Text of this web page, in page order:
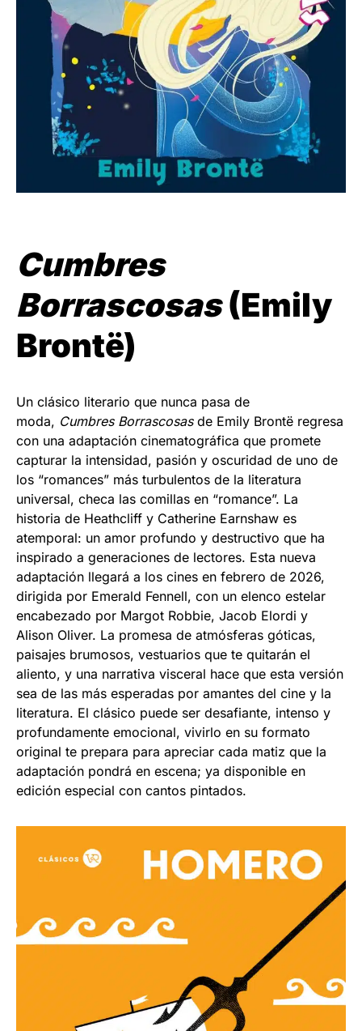
Cumbres
Borrascosas(Emily
Brontë)
Un clásico literario que nunca pasa de
moda, Cumbres Borrascosasde Emily Brontë regresa
con una adaptación cinematográfica que promete
capturar la intensidad, pasión y oscuridad de uno de
los “romances” más turbulentos de la literatura
universal, checa las comillas en “romance”. La
historia de Heathcliff y Catherine Earnshaw es
atemporal: un amor profundo y destructivo que ha
inspirado a generaciones de lectores. Esta nueva
adaptación llegará a los cines en febrero de 2026,
dirigida por Emerald Fennell, con un elenco estelar
encabezado por Margot Robbie, Jacob Elordi y
Alison Oliver. La promesa de atmósferas góticas,
paisajes brumosos, vestuarios que te quitarán el
aliento, y una narrativa visceral hace que esta versión
sea de las más esperadas por amantes del cine y la
literatura. El clásico puede ser desafiante, intenso y
profundamente emocional, vivirlo en su formato
original te prepara para apreciar cada matiz que la
adaptación pondrá en escena; ya disponible en
edición especial con cantos pintados.